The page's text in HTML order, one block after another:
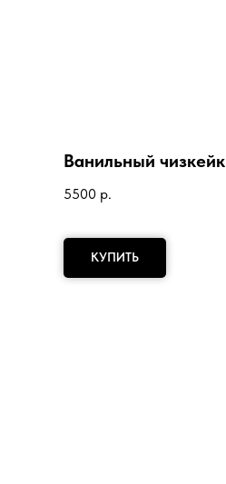
Ванильный чизкейк
5500 р.
КУПИТЬ